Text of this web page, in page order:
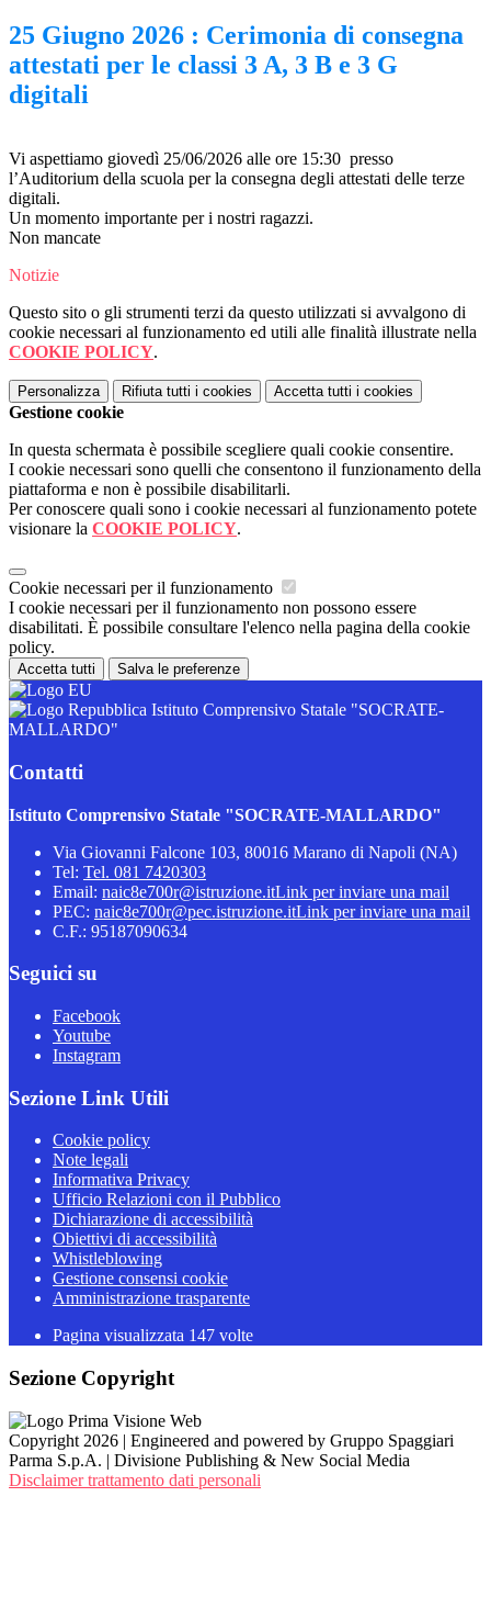
25 Giugno 2026 : Cerimonia di consegna
attestati per le classi 3 A, 3 B e 3 G
digitali
Vi aspettiamo giovedì 25/06/2026 alle ore 15:30 presso
l’Auditorium della scuola per la consegna degli attestati delle terze
digitali.
Un momento importante per i nostri ragazzi.
Non mancate
Notizie
Questo sito o gli strumenti terzi da questo utilizzati si avvalgono di
cookie necessari al funzionamento ed utili alle finalità illustrate nella
COOKIE POLICY.
Personalizza Rifiuta tutti i cookies Accetta tutti i cookies
Gestione cookie
In questa schermata è possibile scegliere quali cookie consentire.
I cookie necessari sono quelli che consentono il funzionamento della
piattaforma e non è possibile disabilitarli.
Per conoscere quali sono i cookie necessari al funzionamento potete
visionare la COOKIE POLICY.
Cookie necessari per il funzionamento
I cookie necessari per il funzionamento non possono essere
disabilitati. È possibile consultare l'elenco nella pagina della cookie
policy.
Accetta tutti Salva le preferenze
Istituto Comprensivo Statale "SOCRATE-
MALLARDO"
Contatti
Istituto Comprensivo Statale "SOCRATE-MALLARDO"
Via Giovanni Falcone 103, 80016 Marano di Napoli (NA)
Tel: Tel. 081 7420303
Email: naic8e700r@istruzione.itLink per inviare una mail
PEC: naic8e700r@pec.istruzione.itLink per inviare una mail
C.F.: 95187090634
Seguici su
Facebook
Youtube
Instagram
Sezione Link Utili
Cookie policy
Note legali
Informativa Privacy
Ufficio Relazioni con il Pubblico
Dichiarazione di accessibilità
Obiettivi di accessibilità
Whistleblowing
Gestione consensi cookie
Amministrazione trasparente
Pagina visualizzata 147 volte
Sezione Copyright
Copyright 2026 | Engineered and powered by Gruppo Spaggiari
Parma S.p.A. | Divisione Publishing & New Social Media
Disclaimer trattamento dati personali